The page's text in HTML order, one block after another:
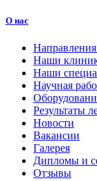
О нас
Наши
Наши
Научная
Результаты
Новости
Вакансии
Галерея
Дипломы и
Отзывы